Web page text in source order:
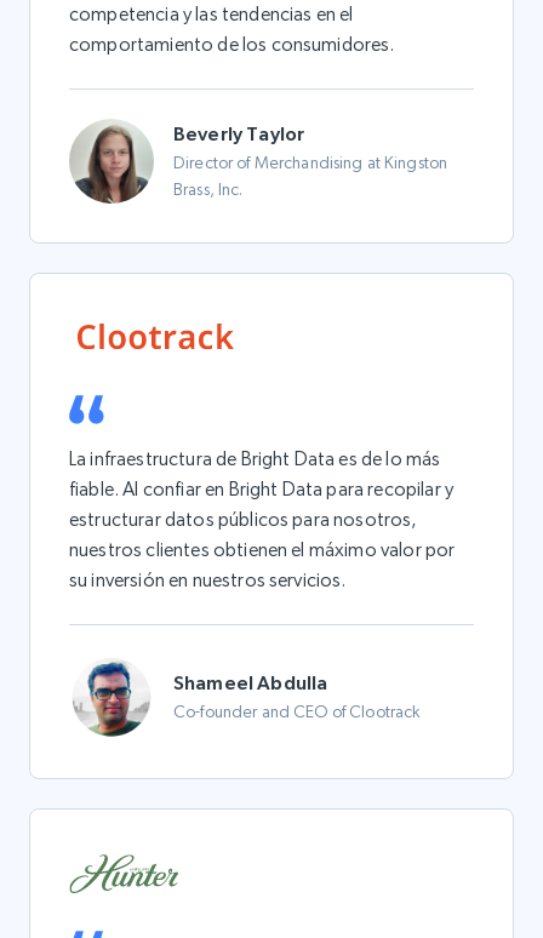
competencia y las tendencias en el
comportamiento de los consumidores.
Beverly Taylor
Director of Merchandising at Kingston
Brass, Inc.
La infraestructura de Bright Data es de lo más
fiable. Al confiar en Bright Data para recopilar y
estructurar datos públicos para nosotros,
nuestros clientes obtienen el máximo valor por
su inversión en nuestros servicios.
Shameel Abdulla
Co-founder and CEO of Clootrack